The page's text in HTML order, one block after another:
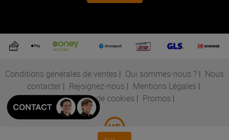
Conditions générales de ventes | Qui sommes-nous ? | Nous
contacter| Rejoignez-nous | Mentions Légales |
Préférences de cookies | Promos |